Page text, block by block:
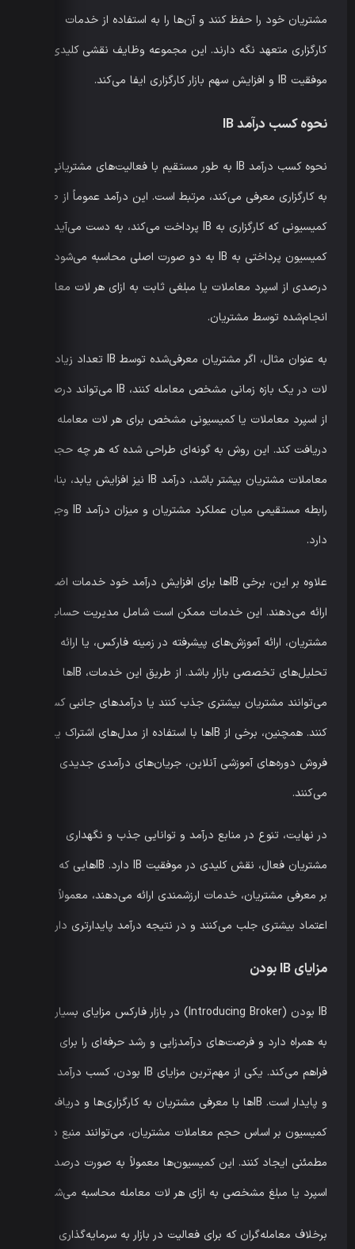
مشتریان خود را حفظ کنند و آن‌ها را به استفاده از خدمات
کارگزاری متعهد نگه دارند. این مجموعه وظایف نقشی کلیدی در
موفقیت IB و افزایش سهم بازار کارگزاری ایفا می‌کند.
نحوه کسب درآمد IB
نحوه کسب درآمد IB به طور مستقیم با فعالیت‌های مشتریانی که
به کارگزاری معرفی می‌کند، مرتبط است. این درآمد عموماً از طریق
کمیسیونی که کارگزاری به IB پرداخت می‌کند، به دست می‌آید.
کمیسیون پرداختی به IB به دو صورت اصلی محاسبه می‌شود:
درصدی از اسپرد معاملات یا مبلغی ثابت به ازای هر لات معامله
انجام‌شده توسط مشتریان.
به عنوان مثال، اگر مشتریان معرفی‌شده توسط IB تعداد زیادی
لات در یک بازه زمانی مشخص معامله کنند، IB می‌تواند درصدی
از اسپرد معاملات یا کمیسیونی مشخص برای هر لات معامله
دریافت کند. این روش به گونه‌ای طراحی شده که هر چه حجم
معاملات مشتریان بیشتر باشد، درآمد IB نیز افزایش یابد، بنابراین
رابطه مستقیمی میان عملکرد مشتریان و میزان درآمد IB وجود
دارد.
علاوه بر این، برخی IBها برای افزایش درآمد خود خدمات اضافی
ارائه می‌دهند. این خدمات ممکن است شامل مدیریت حساب
مشتریان، ارائه آموزش‌های پیشرفته در زمینه فارکس، یا ارائه
تحلیل‌های تخصصی بازار باشد. از طریق این خدمات، IBها
می‌توانند مشتریان بیشتری جذب کنند یا درآمدهای جانبی کسب
کنند. همچنین، برخی از IBها با استفاده از مدل‌های اشتراک یا
فروش دوره‌های آموزشی آنلاین، جریان‌های درآمدی جدیدی ایجاد
می‌کنند.
در نهایت، تنوع در منابع درآمد و توانایی جذب و نگهداری
مشتریان فعال، نقش کلیدی در موفقیت IB دارد. IBهایی که علاوه
بر معرفی مشتریان، خدمات ارزشمندی ارائه می‌دهند، معمولاً
اعتماد بیشتری جلب می‌کنند و در نتیجه درآمد پایدارتری دارند.
مزایای IB بودن
IB بودن (Introducing Broker) در بازار فارکس مزایای بسیاری را
به همراه دارد و فرصت‌های درآمدزایی و رشد حرفه‌ای را برای افراد
فراهم می‌کند. یکی از مهم‌ترین مزایای IB بودن، کسب درآمد ثابت
و پایدار است. IBها با معرفی مشتریان به کارگزاری‌ها و دریافت
کمیسیون بر اساس حجم معاملات مشتریان، می‌توانند منبع درآمد
مطمئنی ایجاد کنند. این کمیسیون‌ها معمولاً به صورت درصدی از
اسپرد یا مبلغ مشخصی به ازای هر لات معامله محاسبه می‌شوند.
برخلاف معامله‌گران که برای فعالیت در بازار به سرمایه‌گذاری